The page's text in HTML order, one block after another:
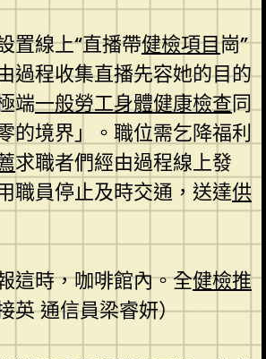
置線上“直播帶健檢項目崗”
過程收集直播先容她的目的
端一般勞工身體健康檢查同
的境界」。職位需乞降福利
求職者們經由過程線上發
職員停止及時交通，送達供
這時，咖啡館內。全健檢推
英 通信員梁睿妍）